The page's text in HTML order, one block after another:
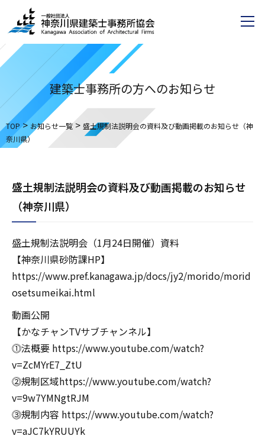
建築士事務所の方へのお知らせ
TOP> お知らせ一覧> 盛土規制法説明会の資料及び動画掲載のお知らせ（神
奈川県）
盛土規制法説明会の資料及び動画掲載のお知らせ
（神奈川県）
盛土規制法説明会（1月24日開催）資料
【神奈川県砂防課HP】
https://www.pref.kanagawa.jp/docs/jy2/morido/morid
osetsumeikai.html
動画公開
【かなチャンTVサブチャンネル】
⓵法概要 https://www.youtube.com/watch?
v=ZcMYrE7_ZtU
⓶規制区域https://www.youtube.com/watch?
v=9w7YMNgtRJM
⓷規制内容 https://www.youtube.com/watch?
v=aJC7kYRUUYk